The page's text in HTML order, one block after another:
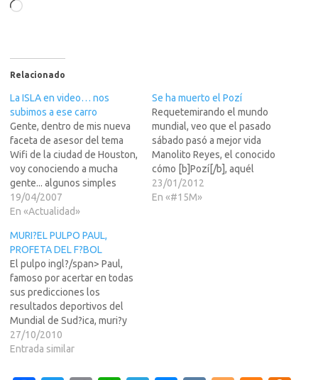
Cargando...
Relacionado
La ISLA en video… nos
subimos a ese carro
Gente, dentro de mis nueva
faceta de asesor del tema
Wifi de la ciudad de Houston,
voy conociendo a mucha
gente... algunos simples
mortales con ganas de
conectarse a buena
verdaderos magnates con
ganas de impulsar las
nuevas tecnologias...Ayer en
todo el dia, casi no pude…
19/04/2007
En «Actualidad»
Se ha muerto el Pozí
Requetemirando el mundo
mundial, veo que el pasado
sábado pasó a mejor vida
Manolito Reyes, el conocido
cómo [b]Pozí[/b], aquél
personaje que tantas
carcajadas arrancó a muchas
23/01/2012
En «#15M»
MURI?EL PULPO PAUL,
PROFETA DEL F?BOL
El pulpo ingl?/span> Paul,
famoso por acertar en todas
sus predicciones los
resultados deportivos del
Mundial de Sud?ica, muri?y
por la madrugada, a los dos
a?y 9 meses de edad, en el
de Oberhausen (oeste de
27/10/2010
Entrada similar